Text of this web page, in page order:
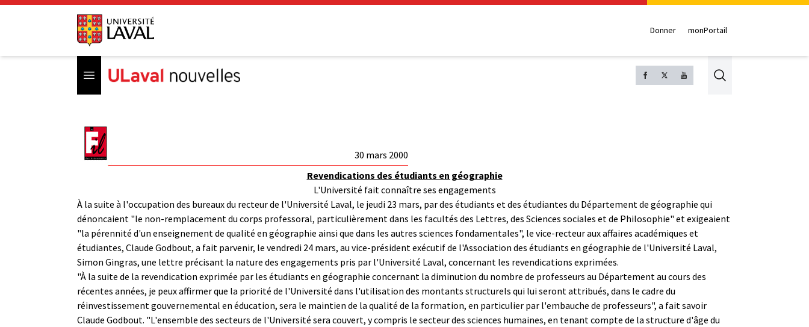
Donner monPortail
Open menu Search
30 mars 2000
Revendications des étudiants en géographie
L'Université fait connaître ses engagements
À la suite à l'occupation des bureaux du recteur de l'Université Laval, le jeudi 23 mars, par des étudiants et des étudiantes du Département de géographie qui
dénoncaient "le non-remplacement du corps professoral, particulièrement dans les facultés des Lettres, des Sciences sociales et de Philosophie" et exigeaient
"la pérennité d'un enseignement de qualité en géographie ainsi que dans les autres sciences fondamentales", le vice-recteur aux affaires académiques et
étudiantes, Claude Godbout, a fait parvenir, le vendredi 24 mars, au vice-président exécutif de l'Association des étudiants en géographie de l'Université Laval,
Simon Gingras, une lettre précisant la nature des engagements pris par l'Université Laval, concernant les revendications exprimées.
"À la suite de la revendication exprimée par les étudiants en géographie concernant la diminution du nombre de professeurs au Département au cours des
récentes années, je peux affirmer que la priorité de l'Université dans l'utilisation des montants structurels qui lui seront attribués, dans le cadre du
réinvestissement gouvernemental en éducation, sera le maintien de la qualité de la formation, en particulier par l'embauche de professeurs", a fait savoir
Claude Godbout. "L'ensemble des secteurs de l'Université sera couvert, y compris le secteur des sciences humaines, en tenant compte de la structure d'âge du